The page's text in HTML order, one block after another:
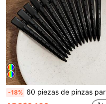
-18% 60 piezas de pinzas para el cabello de metal hueco de 3.46 pulgadas de color púrpura para mujer, estilo Y2K, lindas, simples y elegantes, para uso diario, viajes, fiestas, peinados DIY y regalo